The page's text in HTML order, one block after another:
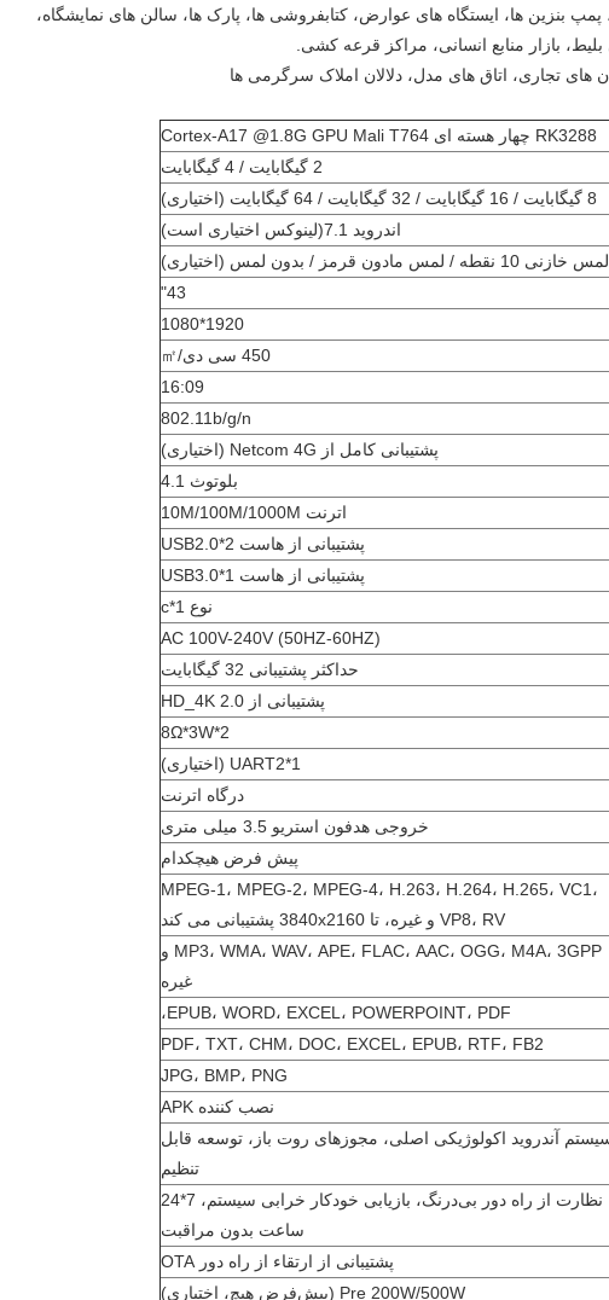
بنزین ها، ایستگاه های عوارض، کتابفروشی ها، پارک ها، سالن های نمایشگاه،
بازار منابع انسانی، مراکز قرعه کشی.
های تجاری، اتاق های مدل، دلالان املاک سرگرمی ها
RK3288 چهار هسته ای Cortex-A17 @1.8G GPU Mali T764
2 گیگابایت / 4 گیگابایت
8 گیگابایت / 16 گیگابایت / 32 گیگابایت / 64 گیگابایت (اختیاری)
اندروید 7.1 (لینوکس اختیاری است)
لمس خازنی 10 نقطه / لمس مادون قرمز / بدون لمس (اختیاری)
43"
1920*1080
450 سی دی/㎡
16:09
802.11b/g/n
پشتیبانی کامل از Netcom 4G (اختیاری)
بلوتوث 4.1
اترنت 10M/100M/1000M
پشتیبانی از هاست USB2.0*2
پشتیبانی از هاست USB3.0*1
نوع c*1
AC 100V-240V (50HZ-60HZ)
حداکثر پشتیبانی 32 گیگابایت
پشتیبانی از HD_4K 2.0
8Ω*3W*2
UART2*1 (اختیاری)
درگاه اترنت
خروجی هدفون استریو 3.5 میلی متری
پیش فرض هیچکدام
MPEG-1، MPEG-2، MPEG-4، H.263، H.264، H.265، VC1،
VP8، RV و غیره، تا 3840x2160 پشتیبانی می کند
MP3، WMA، WAV، APE، FLAC، AAC، OGG، M4A، 3GPP و
غیره
EPUB، WORD، EXCEL، POWERPOINT، PDF،
PDF، TXT، CHM، DOC، EXCEL، EPUB، RTF، FB2
JPG، BMP، PNG
نصب کننده APK
آندروید اکولوژیکی اصلی، مجوزهای روت باز، توسعه قابل
تنظیم
نظارت از راه دور بی‌درنگ، بازیابی خودکار خرابی سیستم، 7*24
ساعت بدون مراقبت
پشتیبانی از ارتقاء از راه دور OTA
Pre 200W/500W (پیش‌فرض هیچ، اختیاری)